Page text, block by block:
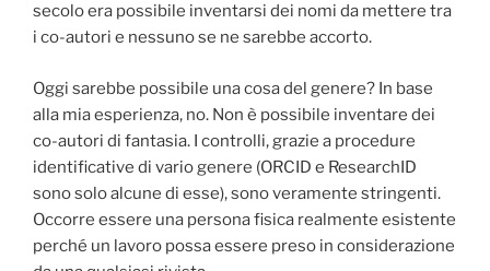
secolo era possibile inventarsi dei nomi da mettere tra
i co-autori e nessuno se ne sarebbe accorto.
Oggi sarebbe possibile una cosa del genere? In base
alla mia esperienza, no. Non è possibile inventare dei
co-autori di fantasia. I controlli, grazie a procedure
identificative di vario genere (ORCID e ResearchID
sono solo alcune di esse), sono veramente stringenti.
Occorre essere una persona fisica realmente esistente
perché un lavoro possa essere preso in considerazione